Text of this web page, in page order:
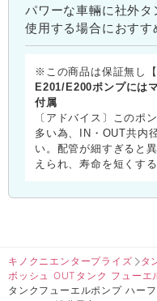
パワーな車輛に社外
使用する場合におすす
※この商品は保証無し【
E201/E200ポンプには
付属
〔アドバイス〕このポ
多い為、IN・OUT共内
い。配管が細すぎると
えられ、寿命を短くす
キノクニエンタープライズ タ
ボッシュ OUTタンク フューエ
タンクフューエルポンプ ハー